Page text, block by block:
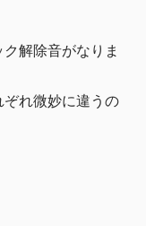
解除音がなりま
れ微妙に違うの